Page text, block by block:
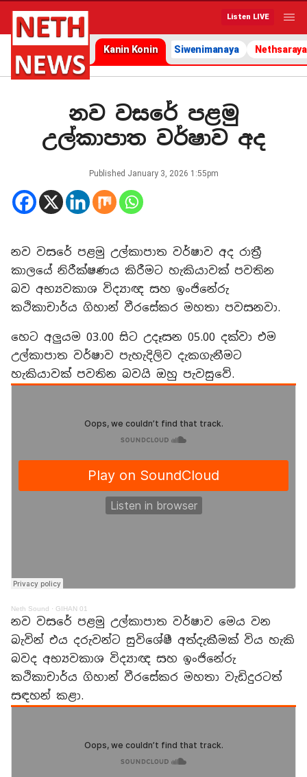
Listen LIVE
Kanin Konin Siwenimanaya Nethsaraya
නව වසරේ පළමු
උල්කාපාත වර්ෂාව අද
Published January 3, 2026 1:55pm
නව වසරේ පළමු උල්කාපාත වර්ෂාව අද රාත්‍රී
කාලයේ නිරීක්ෂණය කිරීමට හැකියාවක් පවතින
බව අභ්‍යවකාශ විද්‍යාඥ සහ ඉංජිනේරු
කථිකාචාර්ය ගිහාන් වීරසේකර මහතා පවසනවා.
හෙට අලුයම 03.00 සිට උදෑසන 05.00 දක්වා එම
උල්කාපාත වර්ෂාව පැහැදිලිව දැකගැනීමට
හැකියාවක් පවතින බවයි ඔහු පැවසුවේ.
Neth Sound · GIHAN 01
නව වසරේ පළමු උල්කාපාත වර්ෂාව මෙය වන
බැවින් එය දරුවන්ට සුවිශේෂී අත්දැකීමක් විය හැකි
බවද අභ්‍යවකාශ විද්‍යාඥ සහ ඉංජිනේරු
කථිකාචාර්ය ගිහාන් වීරසේකර මහතා වැඩිදුරටත්
සඳහන් කළා.